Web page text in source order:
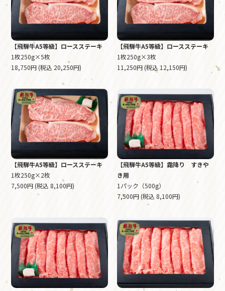
【飛騨牛A5等級】ロースステーキ
1枚250g×5枚
18,750円 (税込 20,250円)
【飛騨牛A5等級】ロースステーキ
1枚250g×3枚
11,250円 (税込 12,150円)
【飛騨牛A5等級】ロースステーキ
1枚250g×2枚
7,500円 (税込 8,100円)
【飛騨牛A5等級】霜降り すきや
き用
1パック（500g）
7,500円 (税込 8,100円)